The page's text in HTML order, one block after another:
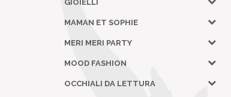
GIOIELLI
MAMAN ET SOPHIE
MERI MERI PARTY
MOOD FASHION
OCCHIALI DA LETTURA